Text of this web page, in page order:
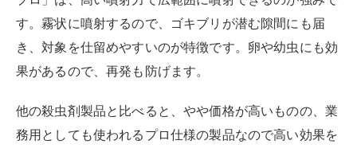
す。霧状に噴射するので、ゴキブリが潜む隙間にも届
き、対象を仕留めやすいのが特徴です。卵や幼虫にも効
果があるので、再発も防げます。
他の殺虫剤製品と比べると、やや価格が高いものの、業
務用としても使われるプロ仕様の製品なので高い効果を